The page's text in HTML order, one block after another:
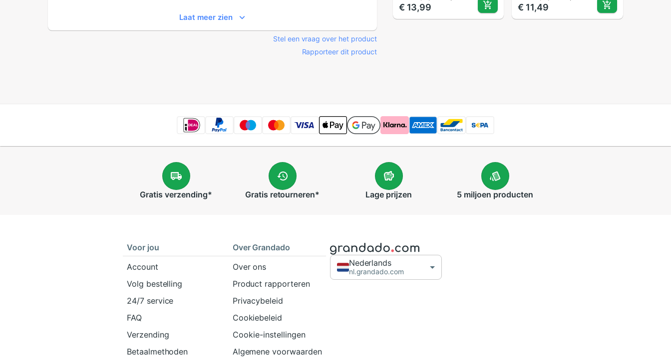
Laat meer zien
Stel een vraag over het product
Rapporteer dit product
dames hanger
kettingen sieraden
€ 13,99
tiki mannen Hangers
Kettingen Amuletten
€ 11,49
Gratis verzending* Gratis retourneren* Lage prijzen 5 miljoen producten
Voor jou
Account
Volg bestelling
24/7 service
FAQ
Verzending
Betaalmethoden
Over Grandado
Over ons
Product rapporteren
Privacybeleid
Cookiebeleid
Cookie-instellingen
Algemene voorwaarden
Nederlands
nl.grandado.com